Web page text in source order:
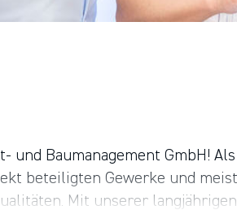
und Baumanagement GmbH!
beteiligten Gewerke und
Mit unserer